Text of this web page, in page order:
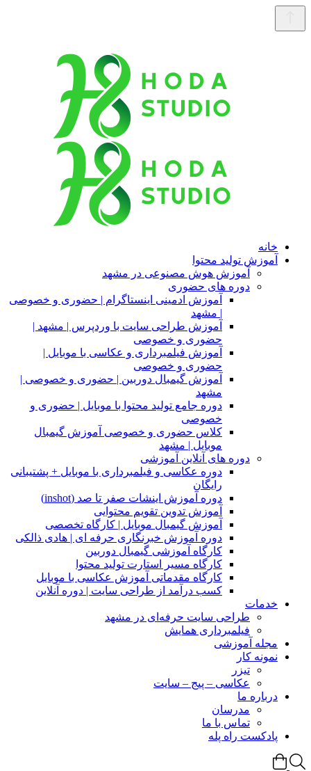
خانه
آموزش تولید محتوا
آموزش هوش مصنوعی در مشهد
دوره های حضوری
آموزش ادمینی اینستاگرام | حضوری و خصوصی
| مشهد
آموزش طراحی سایت با وردپرس | مشهد |
حضوری و خصوصی
آموزش فیلمبرداری و عکاسی با موبایل |
حضوری و خصوصی
آموزش گیمبال دوربین | حضوری و خصوصی |
مشهد
دوره جامع تولید محتوا با موبایل | حضوری و
خصوصی
کلاس حضوری و خصوصی آموزش گیمبال
موبایل | مشهد
دوره های آنلاین آموزشی
دوره عکاسی و فیلمبرداری با موبایل + پشتیبانی
رایگان
دوره آموزش اینشات صفر تا صد (inshot)
آموزش تدوین تقویم محتوایی
آموزش گیمبال موبایل | کارگاه تخصصی
دوره آموزش خبرنگاری حرفه ای | هادی ذالکی
کارگاه آموزشی گیمبال دوربین
کارگاه مسیر استارت تولید محتوا
کارگاه مقدماتی آموزش عکاسی با موبایل
کسب درآمد از طراحی سایت | دوره آنلاین
خدمات
طراحی سایت حرفه‌ای در مشهد
فیلمبرداری همایش
مجله آموزشی
نمونه کار
تیزر
عکاسی – پیج – سایت
درباره ما
مدرسان
تماس با ما
پادکست راه پله